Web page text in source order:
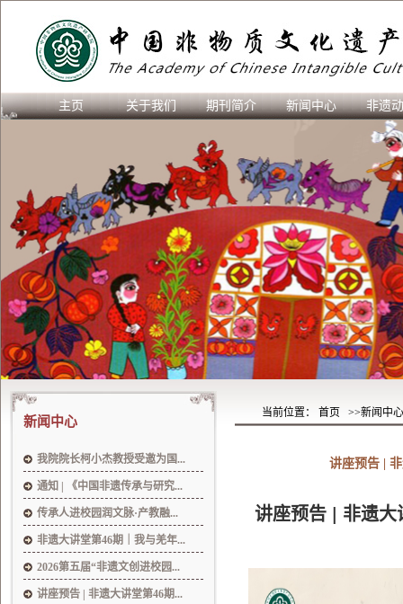
主页 关于我们 期刊简介 新闻中心 非遗
当前位置： 首页 >>新闻中心
新闻中心
我院院长柯小杰教授受邀为国...
通知 | 《中国非遗传承与研究...
传承人进校园润文脉·产教融...
非遗大讲堂第46期｜我与羌年...
2026第五届“非遗文创进校园...
讲座预告 | 非遗大讲堂第46期...
讲座预告 |
讲座预告 | 非遗